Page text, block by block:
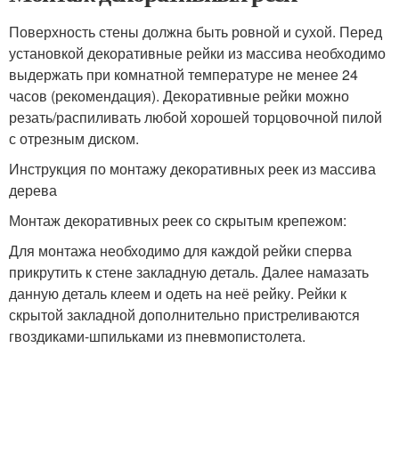
Поверхность стены должна быть ровной и сухой. Перед
установкой декоративные рейки из массива необходимо
выдержать при комнатной температуре не менее 24
часов (рекомендация). Декоративные рейки можно
резать/распиливать любой хорошей торцовочной пилой
с отрезным диском.
Инструкция по монтажу декоративных реек из массива
дерева
Монтаж декоративных реек со скрытым крепежом:
Для монтажа необходимо для каждой рейки сперва
прикрутить к стене закладную деталь. Далее намазать
данную деталь клеем и одеть на неё рейку. Рейки к
скрытой закладной дополнительно пристреливаются
гвоздиками-шпильками из пневмопистолета.